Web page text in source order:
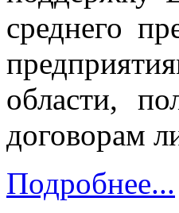
среднего
области,
договорам
Подробнее...